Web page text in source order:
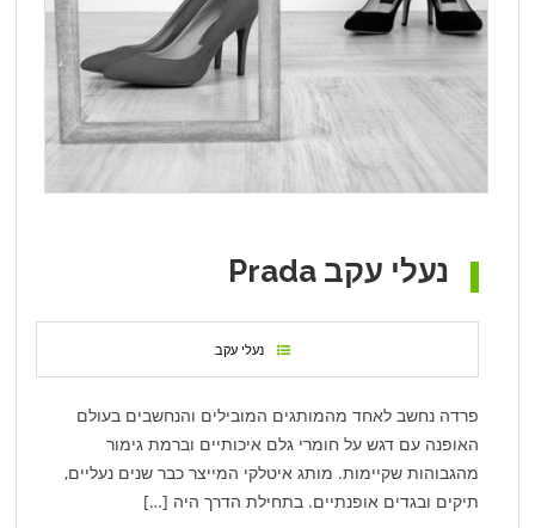
נעלי עקב Prada
נעלי עקב
פרדה נחשב לאחד מהמותגים המובילים והנחשבים בעולם
האופנה עם דגש על חומרי גלם איכותיים וברמת גימור
מהגבוהות שקיימות. מותג איטלקי המייצר כבר שנים נעליים,
תיקים ובגדים אופנתיים. בתחילת הדרך היה […]